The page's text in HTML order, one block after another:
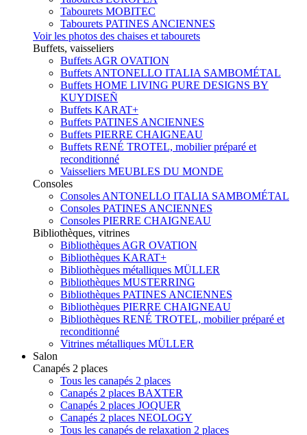
Tabourets MOBITEC
Tabourets PATINES ANCIENNES
Voir les photos des chaises et tabourets
Buffets, vaisseliers
Buffets AGR OVATION
Buffets ANTONELLO ITALIA SAMBOMÉTAL
Buffets HOME LIVING PURE DESIGNS BY
KUYDISEÑ
Buffets KARAT+
Buffets PATINES ANCIENNES
Buffets PIERRE CHAIGNEAU
Buffets RENÉ TROTEL, mobilier préparé et
reconditionné
Vaisseliers MEUBLES DU MONDE
Consoles
Consoles ANTONELLO ITALIA SAMBOMÉTAL
Consoles PATINES ANCIENNES
Consoles PIERRE CHAIGNEAU
Bibliothèques, vitrines
Bibliothèques AGR OVATION
Bibliothèques KARAT+
Bibliothèques métalliques MÜLLER
Bibliothèques MUSTERRING
Bibliothèques PATINES ANCIENNES
Bibliothèques PIERRE CHAIGNEAU
Bibliothèques RENÉ TROTEL, mobilier préparé et
reconditionné
Vitrines métalliques MÜLLER
Salon
Canapés 2 places
Tous les canapés 2 places
Canapés 2 places BAXTER
Canapés 2 places JOQUER
Canapés 2 places NEOLOGY
Tous les canapés de relaxation 2 places